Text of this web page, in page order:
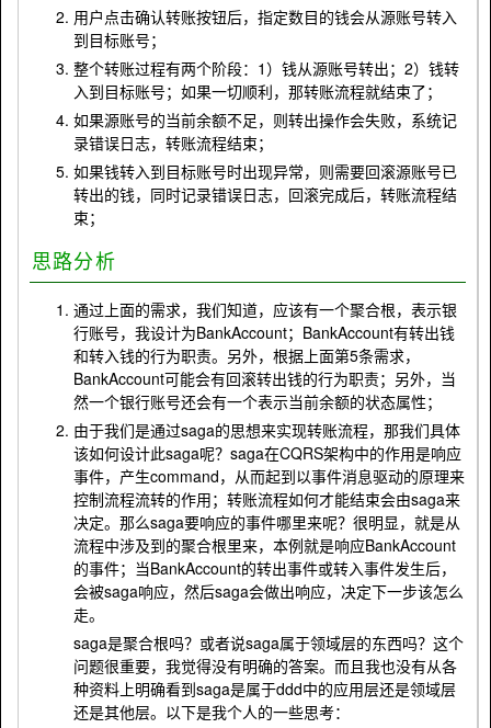
用户点击确认转账按钮后，指定数目的钱会从源账号转入
到目标账号；
整个转账过程有两个阶段：1）钱从源账号转出；2）钱转
入到目标账号；如果一切顺利，那转账流程就结束了；
如果源账号的当前余额不足，则转出操作会失败，系统记
录错误日志，转账流程结束；
如果钱转入到目标账号时出现异常，则需要回滚源账号已
转出的钱，同时记录错误日志，回滚完成后，转账流程结
束；
思路分析
通过上面的需求，我们知道，应该有一个聚合根，表示银
行账号，我设计为BankAccount；BankAccount有转出钱
和转入钱的行为职责。另外，根据上面第5条需求，
BankAccount可能会有回滚转出钱的行为职责；另外，当
然一个银行账号还会有一个表示当前余额的状态属性；
由于我们是通过saga的思想来实现转账流程，那我们具体
该如何设计此saga呢？saga在CQRS架构中的作用是响应
事件，产生command，从而起到以事件消息驱动的原理来
控制流程流转的作用；转账流程如何才能结束会由saga来
决定。那么saga要响应的事件哪里来呢？很明显，就是从
流程中涉及到的聚合根里来，本例就是响应BankAccount
的事件；当BankAccount的转出事件或转入事件发生后，
会被saga响应，然后saga会做出响应，决定下一步该怎么
走。
saga是聚合根吗？或者说saga属于领域层的东西吗？这个
问题很重要，我觉得没有明确的答案。而且我也没有从各
种资料上明确看到saga是属于ddd中的应用层还是领域层
还是其他层。以下是我个人的一些思考：